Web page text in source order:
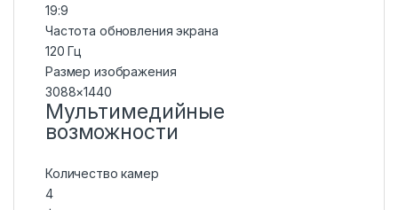
19:9
Частота обновления экрана
120 Гц
Размер изображения
3088×1440
Мультимедийные
возможности
Количество камер
4